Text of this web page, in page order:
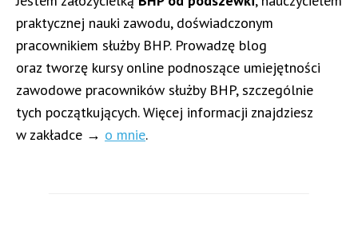
praktycznej nauki zawodu, doświadczonym
pracownikiem służby BHP. Prowadzę blog
oraz tworzę kursy online podnoszące umiejętności
zawodowe pracowników służby BHP, szczególnie
tych początkujących. Więcej informacji znajdziesz
w zakładce → o mnie.